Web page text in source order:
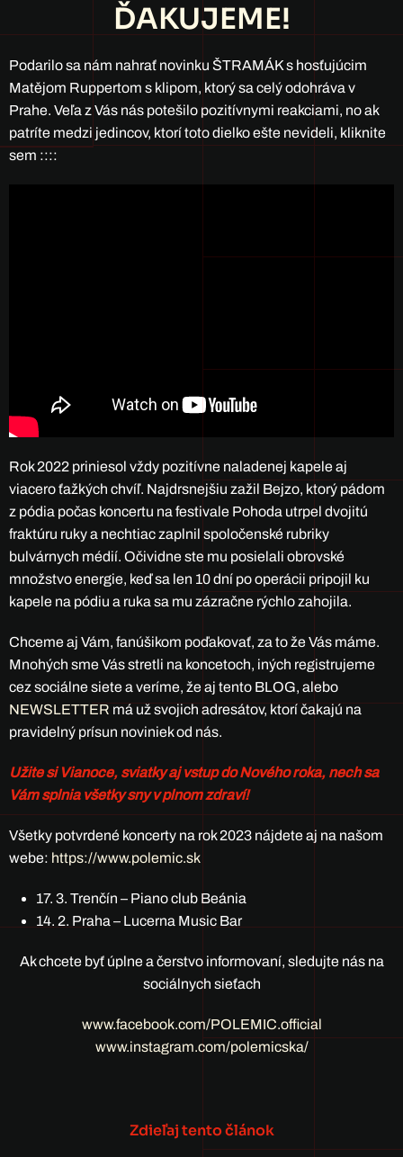
ĎAKUJEME!
Podarilo sa nám nahrať novinku ŠTRAMÁK s hosťujúcim
Matějom Ruppertom s klipom, ktorý sa celý odohráva v
Prahe. Veľa z Vás nás potešilo pozitívnymi reakciami, no ak
patríte medzi jedincov, ktorí toto dielko ešte nevideli, kliknite
sem ::::
Rok 2022 priniesol vždy pozitívne naladenej kapele aj
viacero ťažkých chvíľ. Najdrsnejšiu zažil Bejzo, ktorý pádom
z pódia počas koncertu na festivale Pohoda utrpel dvojitú
fraktúru ruky a nechtiac zaplnil spoločenské rubriky
bulvárnych médií. Očividne ste mu posielali obrovské
množstvo energie, keď sa len 10 dní po operácii pripojil ku
kapele na pódiu a ruka sa mu zázračne rýchlo zahojila.
Chceme aj Vám, fanúšikom poďakovať, za to že Vás máme.
Mnohých sme Vás stretli na koncetoch, iných registrujeme
cez sociálne siete a veríme, že aj tento BLOG, alebo
NEWSLETTER má už svojich adresátov, ktorí čakajú na
pravidelný prísun noviniek od nás.
Užite si Vianoce, sviatky aj vstup do Nového roka, nech sa
Vám splnia všetky sny v plnom zdraví!
Všetky potvrdené koncerty na rok 2023 nájdete aj na našom
webe: https://www.polemic.sk
17. 3. Trenčín – Piano club Beánia
14. 2. Praha – Lucerna Music Bar
Ak chcete byť úplne a čerstvo informovaní, sledujte nás na
sociálnych sieťach
www.facebook.com/POLEMIC.official
www.instagram.com/polemicska/
Zdieľaj tento článok